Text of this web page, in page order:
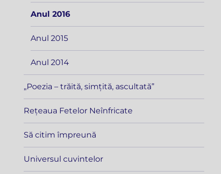
Anul 2016
Anul 2015
Anul 2014
„Poezia – trăită, simțită, ascultată”
Rețeaua Fetelor Neînfricate
Să citim împreună
Universul cuvintelor